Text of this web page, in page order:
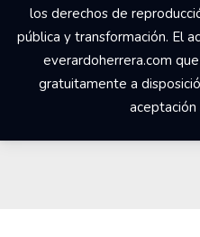
los derechos de
pública y transformación. El
everardoherrera.com
gratuitamente a
aceptación